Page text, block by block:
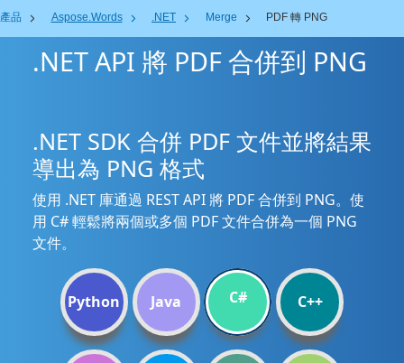
產品 Aspose.Words .NET Merge PDF 轉 PNG
.NET API 將 PDF 合併到 PNG
.NET SDK 合併 PDF 文件並將結果
導出為 PNG 格式
使用 .NET 庫通過 REST API 將 PDF 合併到 PNG。使
用 C# 輕鬆將兩個或多個 PDF 文件合併為一個 PNG
文件。
Python Java C# C++